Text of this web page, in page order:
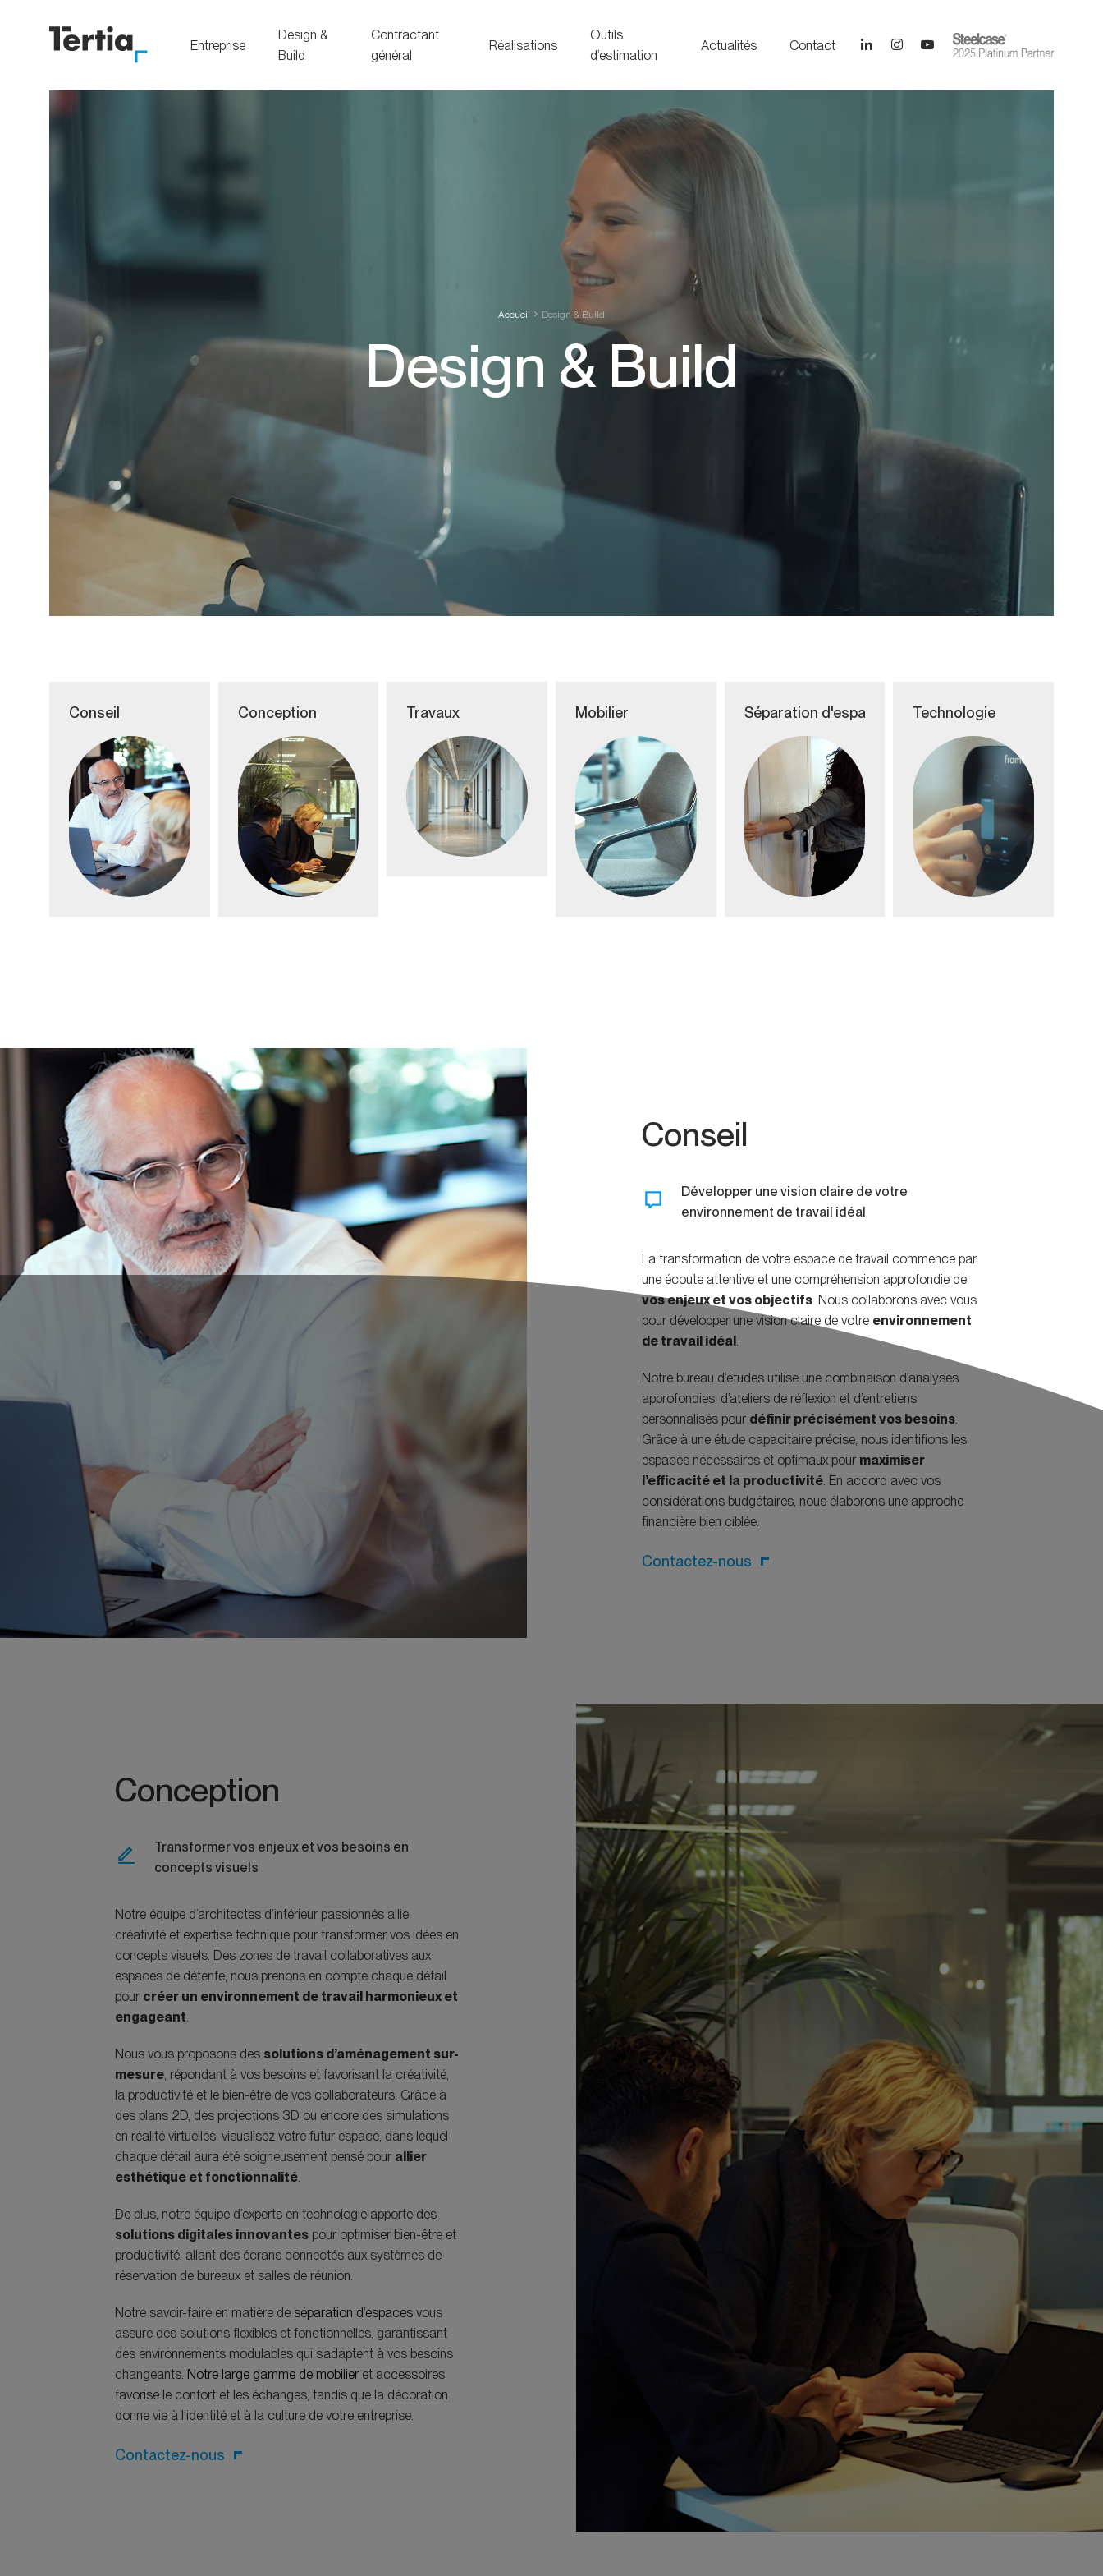
Entreprise
Design &
Build
Contractant
général
Réalisations
Outils
d’estimation
Actualités Contact
Accueil Design & Build
Design & Build
Conseil Conception Travaux Mobilier Séparation d'espaces Technologie
Conseil
Développer une vision claire de votre
environnement de travail idéal
La transformation de votre espace de travail commence par
une écoute attentive et une compréhension approfondie de
vos enjeux et vos objectifs. Nous collaborons avec vous
pour développer une vision claire de votre environnement
de travail idéal .
Notre bureau d’études utilise une combinaison d’analyses
approfondies, d’ateliers de réflexion et d’entretiens
personnalisés pour définir précisément vos besoins.
Grâce à une étude capacitaire précise, nous identifions les
espaces nécessaires et optimaux pour maximiser
l’efficacité et la productivité. En accord avec vos
considérations budgétaires, nous élaborons une approche
financière bien ciblée.
Contactez-nous
Conception
Transformer vos enjeux et vos besoins en
concepts visuels
Notre équipe d’architectes d’intérieur passionnés allie
créativité et expertise technique pour transformer vos idées en
concepts visuels. Des zones de travail collaboratives aux
espaces de détente, nous prenons en compte chaque détail
pour créer un environnement de travail harmonieux et
engageant.
Nous vous proposons des solutions d’aménagement sur-
mesure, répondant à vos besoins et favorisant la créativité,
la productivité et le bien-être de vos collaborateurs. Grâce à
des plans 2D, des projections 3D ou encore des simulations
en réalité virtuelles, visualisez votre futur espace, dans lequel
chaque détail aura été soigneusement pensé pour allier
esthétique et fonctionnalité.
De plus, notre équipe d’experts en technologie apporte des
solutions digitales innovantes pour optimiser bien-être et
productivité, allant des écrans connectés aux systèmes de
réservation de bureaux et salles de réunion.
Notre savoir-faire en matière de séparation d’espaces vous
assure des solutions flexibles et fonctionnelles, garantissant
des environnements modulables qui s’adaptent à vos besoins
changeants. Notre large gamme de mobilier et accessoires
favorise le confort et les échanges, tandis que la décoration
donne vie à l’identité et à la culture de votre entreprise.
Contactez-nous